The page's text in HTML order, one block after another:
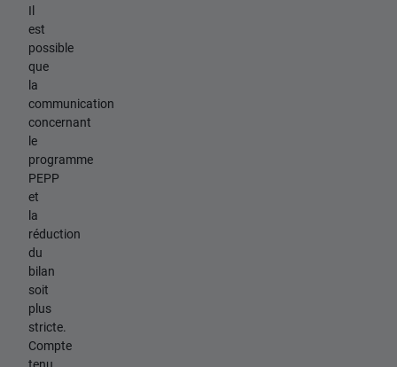
Il
est
possible
que
la
communication
concernant
le
programme
PEPP
et
la
réduction
du
bilan
soit
plus
stricte.
Compte
tenu